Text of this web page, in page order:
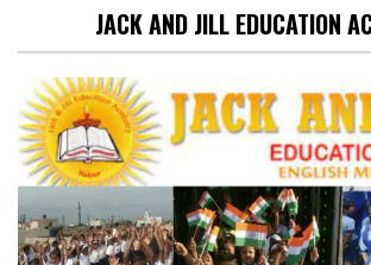
JACK AND JILL EDUCATION